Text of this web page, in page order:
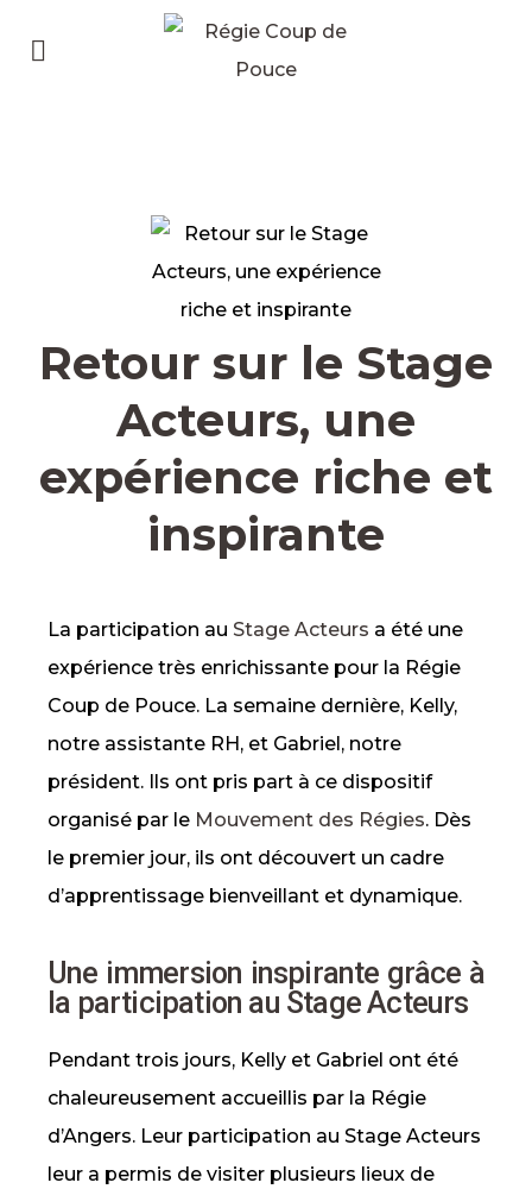
Retour sur le Stage
Acteurs, une
expérience riche et
inspirante
La participation au Stage Acteurs a été une
expérience très enrichissante pour la Régie
Coup de Pouce. La semaine dernière, Kelly,
notre assistante RH, et Gabriel, notre
président. Ils ont pris part à ce dispositif
organisé par le Mouvement des Régies. Dès
le premier jour, ils ont découvert un cadre
d’apprentissage bienveillant et dynamique.
Une immersion inspirante grâce à
la participation au Stage Acteurs
Pendant trois jours, Kelly et Gabriel ont été
chaleureusement accueillis par la Régie
d’Angers. Leur participation au Stage Acteurs
leur a permis de visiter plusieurs lieux de